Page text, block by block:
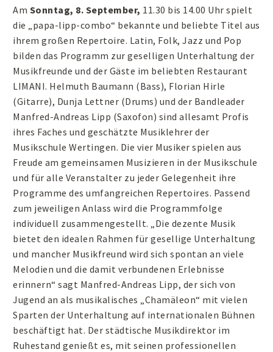
Am Sonntag, 8. September, 11.30 bis 14.00 Uhr spielt
die „papa-lipp-combo“ bekannte und beliebte Titel aus
ihrem großen Repertoire. Latin, Folk, Jazz und Pop
bilden das Programm zur geselligen Unterhaltung der
Musikfreunde und der Gäste im beliebten Restaurant
LIMANI. Helmuth Baumann (Bass), Florian Hirle
(Gitarre), Dunja Lettner (Drums) und der Bandleader
Manfred-Andreas Lipp (Saxofon) sind allesamt Profis
ihres Faches und geschätzte Musiklehrer der
Musikschule Wertingen. Die vier Musiker spielen aus
Freude am gemeinsamen Musizieren in der Musikschule
und für alle Veranstalter zu jeder Gelegenheit ihre
Programme des umfangreichen Repertoires. Passend
zum jeweiligen Anlass wird die Programmfolge
individuell zusammengestellt. „Die dezente Musik
bietet den idealen Rahmen für gesellige Unterhaltung
und mancher Musikfreund wird sich spontan an viele
Melodien und die damit verbundenen Erlebnisse
erinnern“ sagt Manfred-Andreas Lipp, der sich von
Jugend an als musikalisches „Chamäleon“ mit vielen
Sparten der Unterhaltung auf internationalen Bühnen
beschäftigt hat. Der städtische Musikdirektor im
Ruhestand genießt es, mit seinen professionellen